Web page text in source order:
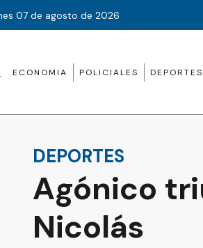
07 de agosto de 2026
ECONOMIA POLICIALES DEPORTES
DEPORTES
Agónico
Nicolás